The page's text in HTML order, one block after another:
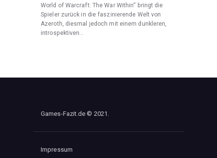
World of Warcraft: The War Within“ bringt die
Spieler zurück in die faszinierende Welt von
Azeroth, diesmal jedoch mit einem dunkleren,
introspektiven…
Games-Fazit.de © 2021.
Impressum